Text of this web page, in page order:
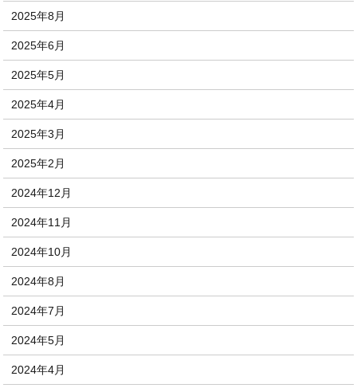
2025年8月
2025年6月
2025年5月
2025年4月
2025年3月
2025年2月
2024年12月
2024年11月
2024年10月
2024年8月
2024年7月
2024年5月
2024年4月